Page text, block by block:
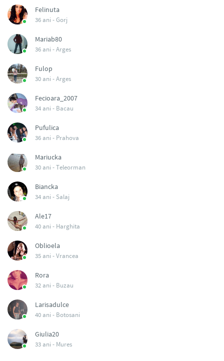
Felinuta
36 ani -Gorj
Mariab80
36 ani -Arges
Fulop
30 ani -Arges
Fecioara_2007
34 ani - Bacau
Pufulica
36 ani - Prahova
Mariucka
30 ani -Teleorman
Biancka
34 ani - Salaj
Ale17
40 ani - Harghita
Oblioela
35 ani -Vrancea
Rora
32 ani - Buzau
Larisadulce
40 ani - Botosani
Giulia20
33 ani - Mures